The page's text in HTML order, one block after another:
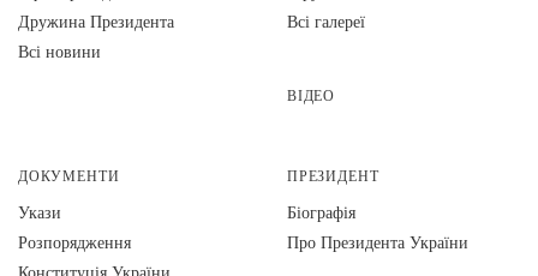
Дружина Президента
Всі новини
Всі галереї
ВІДЕО
ДОКУМЕНТИ
Укази
Розпорядження
ПРЕЗИДЕНТ
Біографія
Про Президента України